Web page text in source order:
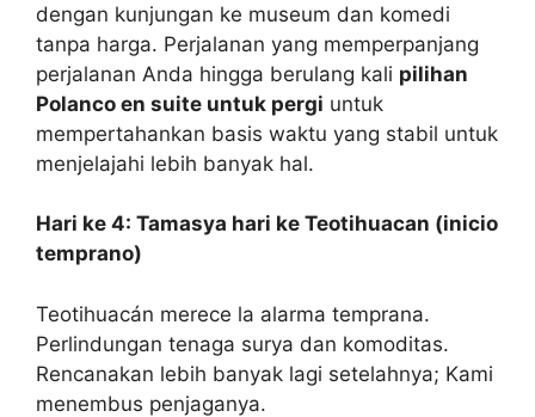
dengan kunjungan ke museum dan komedi
tanpa harga. Perjalanan yang memperpanjang
perjalanan Anda hingga berulang kali pilihan
Polanco en suite untuk pergi untuk
mempertahankan basis waktu yang stabil untuk
menjelajahi lebih banyak hal.
Hari ke 4: Tamasya hari ke Teotihuacan (inicio
temprano)
Teotihuacán merece la alarma temprana.
Perlindungan tenaga surya dan komoditas.
Rencanakan lebih banyak lagi setelahnya; Kami
menembus penjaganya.